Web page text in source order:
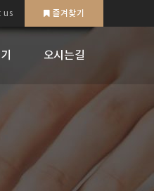
us 즐겨찾기
오시는길